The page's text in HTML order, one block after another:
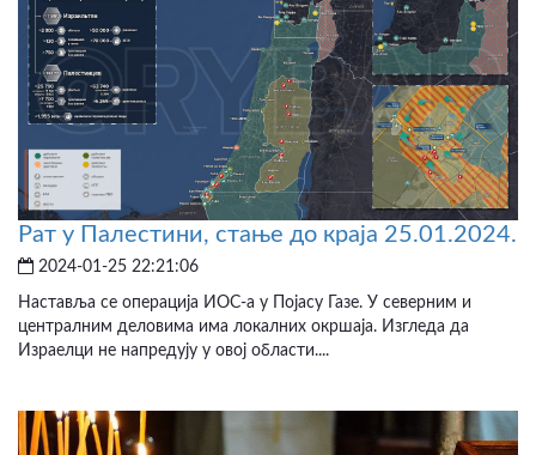
Рат у Палестини, стање до краја 25.01.2024.
2024-01-25 22:21:06
Наставља се операција ИОС-а у Појасу Газе. У северним и
централним деловима има локалних окршаја. Изгледа да
Израелци не напредују у овој области....